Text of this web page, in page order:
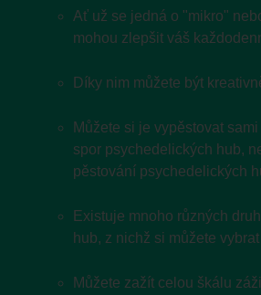
Ať už se jedná o "mikro"
mohou zlepšit váš
Díky nim můžete být
Můžete si je vypěstovat
spor psychedelických hub,
pěstování psychedelických
Existuje mnoho různých
hub, z nichž si můžete
Můžete zažít celou škálu